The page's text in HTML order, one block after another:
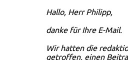
Hallo, Herr Philipp,
danke für Ihre E-Mail.
Wir hatten die
getroffen, einen